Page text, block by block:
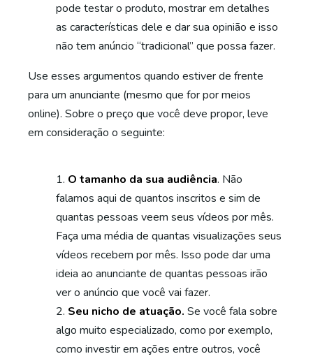
pode testar o produto, mostrar em detalhes
as características dele e dar sua opinião e isso
não tem anúncio “tradicional” que possa fazer.
Use esses argumentos quando estiver de frente
para um anunciante (mesmo que for por meios
online). Sobre o preço que você deve propor, leve
em consideração o seguinte:
O tamanho da sua audiência. Não
falamos aqui de quantos inscritos e sim de
quantas pessoas veem seus vídeos por mês.
Faça uma média de quantas visualizações seus
vídeos recebem por mês. Isso pode dar uma
ideia ao anunciante de quantas pessoas irão
ver o anúncio que você vai fazer.
Seu nicho de atuação. Se você fala sobre
algo muito especializado, como por exemplo,
como investir em ações entre outros, você